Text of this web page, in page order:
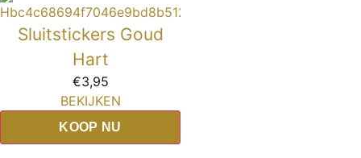
Sluitstickers Goud
Hart
€3,95
BEKIJKEN
KOOP NU